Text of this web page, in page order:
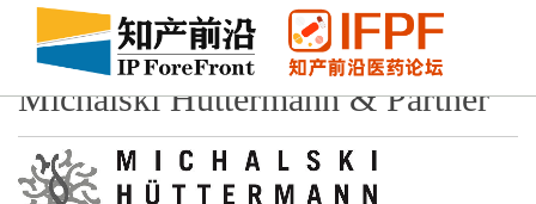
Michalski Hüttermann & Partner